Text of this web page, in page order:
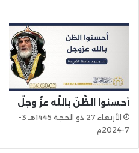
أحسنوا الظّنّ باللّه عزّ وجلّ
الأربعاء 27 ذو الحجة 1445هـ 3-
7-2024م